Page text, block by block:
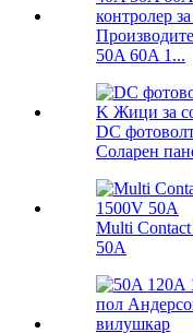
50A 60A 1...
DC
Соларен
Multi
50A